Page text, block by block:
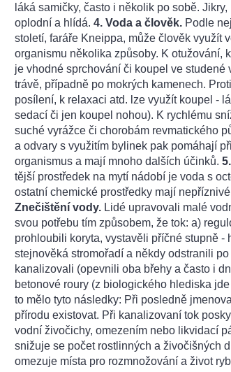
láká samičky, často i několik po sobě.
oplodní a hlídá. 4. Voda a člověk. Podle
století, faráře Kneippa, může člověk využít
organismu několika způsoby. K otužování,
je vhodné sprchování či koupel ve
trávě, případně po mokrých kamenech.
posílení, k relaxaci atd. lze využít koupel -
sedací či jen koupel nohou). K rychlému
suché vyrážce či chorobám revmatického
a odvary s využitím bylinek pak pomáhají
organismus a mají mnoho dalších účinků.
tější prostředek na mytí nádobí je voda s
ostatní chemické prostředky mají
Znečištění vody. Lidé upravovali malé
svou potřebu tím způsobem, že tok: a)
prohloubili koryta, vystavěli příčné stupně -
stejnověká stromořadí a někdy odstranili
kanalizovali (opevnili oba břehy a často i
betonové roury (z biologického hlediska
to mělo tyto následky: Při posledně
přírodu existovat. Při kanalizovaní tok
vodní živočichy, omezením nebo likvidací
snižuje se počet rostlinných a živočišných
omezuje místa pro rozmnožování a život